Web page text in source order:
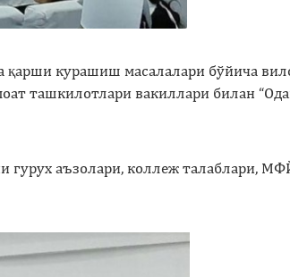
курашиш масалалари бўйича
ташкилотлари вакиллари билан
гурух аъзолари, коллеж талаблари,